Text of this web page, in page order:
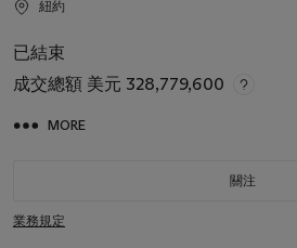
紐約
已結束
成交總額 美元 328,779,600
MORE
關注
業務規定